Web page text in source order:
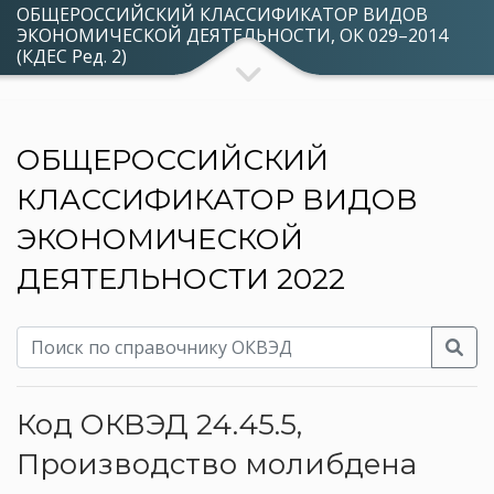
ОБЩЕРОССИЙСКИЙ КЛАССИФИКАТОР ВИДОВ
ЭКОНОМИЧЕСКОЙ ДЕЯТЕЛЬНОСТИ, ОК 029–2014
(КДЕС Ред. 2)
ОБЩЕРОССИЙСКИЙ
КЛАССИФИКАТОР ВИДОВ
ЭКОНОМИЧЕСКОЙ
ДЕЯТЕЛЬНОСТИ 2022
Код ОКВЭД 24.45.5,
Производство молибдена